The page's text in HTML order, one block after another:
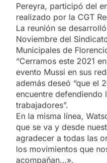
Pereyra, participó del
realizado por la CGT
La reunión se
Noviembre del
Municipales de
“Cerramos este 2021
evento Mussi en sus
además deseó “que el
encuentre defendiendo
trabajadores”.
En la misma línea,
que se va y desde
agradecer a todas las
los movimientos que
acompañan…».